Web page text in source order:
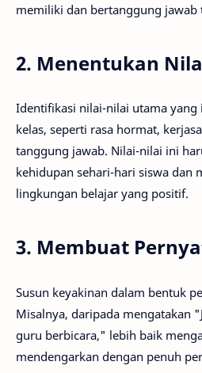
memiliki dan bertanggung jawab
2. Menentukan
Identifikasi nilai-nilai utama yang
kelas, seperti rasa hormat,
tanggung jawab. Nilai-nilai ini
kehidupan sehari-hari siswa dan
lingkungan belajar yang positif.
3. Membuat
Susun keyakinan dalam bentuk
Misalnya, daripada mengatakan
guru berbicara," lebih baik
mendengarkan dengan penuh